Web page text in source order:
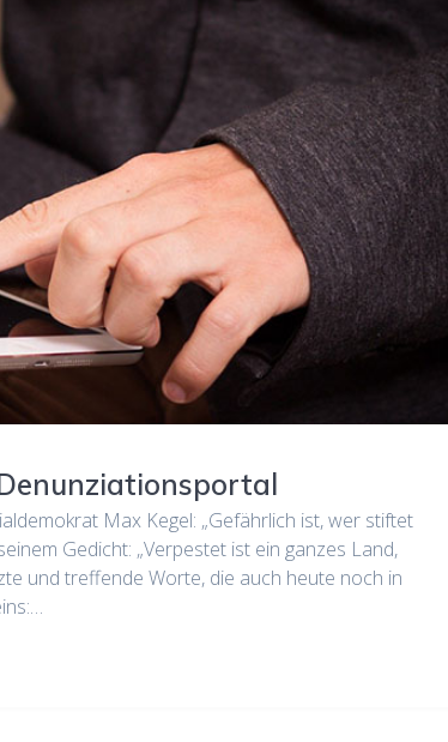
Max Kegel: „Gefährlich ist, wer stiftet
Gedicht: „Verpestet ist ein ganzes Land,
und treffende Worte, die auch heute noch in